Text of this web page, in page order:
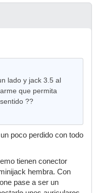
lado y jack 3.5 al
que permita
??
poco perdido con todo
tienen conector
hembra. Con
pase a ser un